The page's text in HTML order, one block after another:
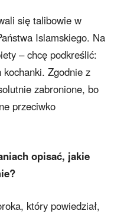
się talibowie w
Islamskiego. Na
– chcę podkreślić:
kochanki. Zgodnie z
zabronione, bo
przeciwko
opisać, jakie
który powiedział,